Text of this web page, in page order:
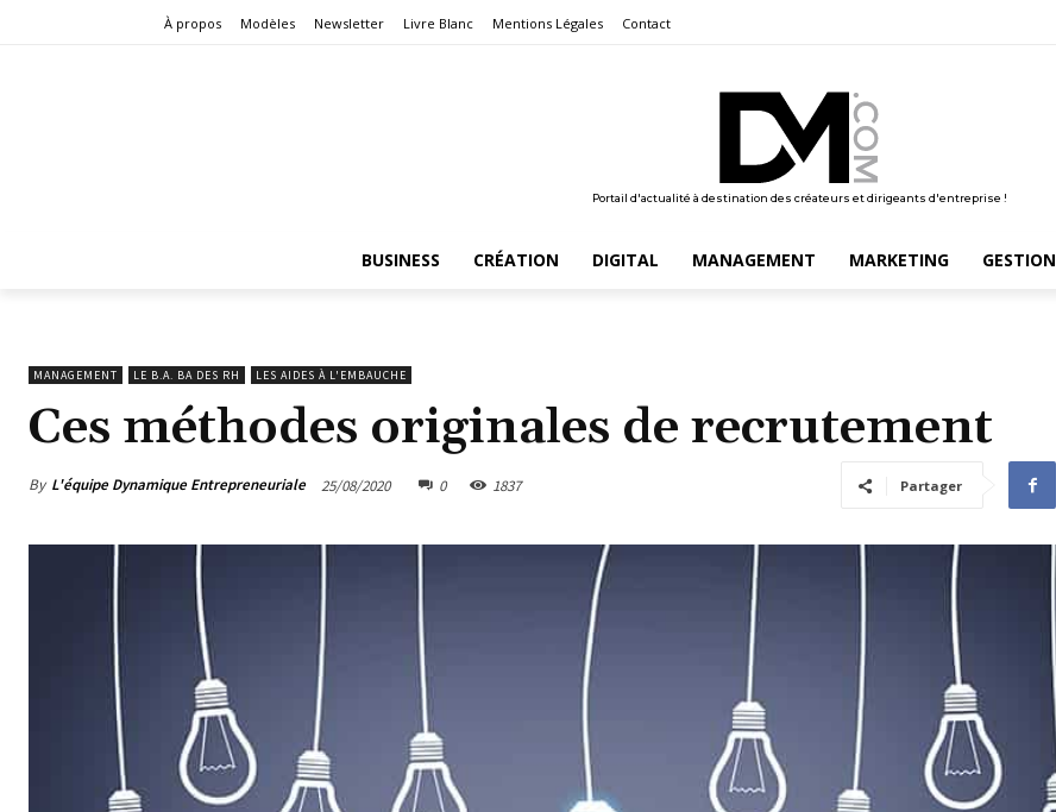
À propos Modèles Newsletter Livre Blanc Mentions Légales Contact
Portail d'actualité à destination des créateurs et dirigeants d'entreprise !
BUSINESS CRÉATION DIGITAL MANAGEMENT MARKETING GESTION
MANAGEMENT LE B.A. BA DES RH LES AIDES À L'EMBAUCHE
Ces méthodes originales de recrutement
By L'équipe Dynamique Entrepreneuriale 25/08/2020 0 1837 Partager